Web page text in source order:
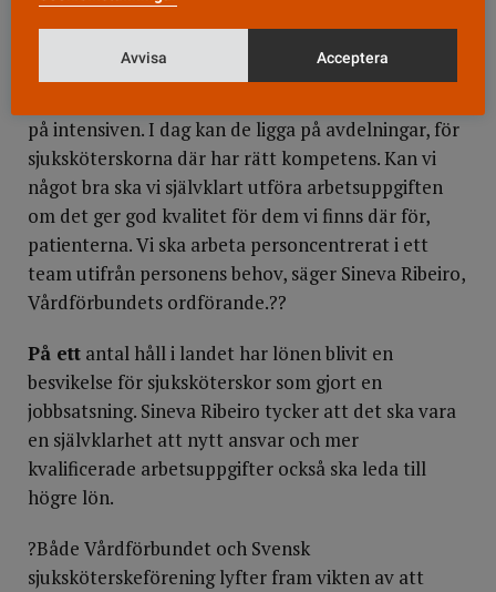
nya arbetsuppgifter. På 80-talet var patienter med
på intensiven. I dag kan de ligga på avdelningar, för
sjuksköterskorna där har rätt kompetens. Kan vi
något bra ska vi självklart utföra arbetsuppgiften
om det ger god kvalitet för dem vi finns där för,
patienterna. Vi ska arbeta personcentrerat i ett
team utifrån personens behov, säger Sineva Ribeiro,
Vårdförbundets ordförande.??
På ett antal håll i landet har lönen blivit en
besvikelse för sjuksköterskor som gjort en
jobbsatsning. Sineva Ribeiro tycker att det ska vara
en självklarhet att nytt ansvar och mer
kvalificerade arbetsuppgifter också ska leda till
högre lön.
?Både Vårdförbundet och Svensk
sjuksköterskeförening lyfter fram vikten av att
Avvisa Acceptera